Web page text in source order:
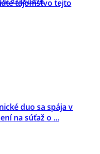
tajomstvo tejto
duo sa spája v
na súťaž o ...